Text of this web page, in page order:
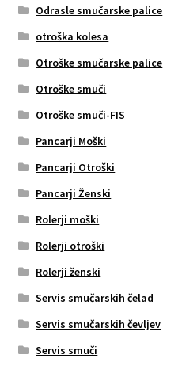
Odrasle smučarske palice
otroška kolesa
Otroške smučarske palice
Otroške smuči
Otroške smuči-FIS
Pancarji Moški
Pancarji Otroški
Pancarji Ženski
Rolerji moški
Rolerji otroški
Rolerji ženski
Servis smučarskih čelad
Servis smučarskih čevljev
Servis smuči